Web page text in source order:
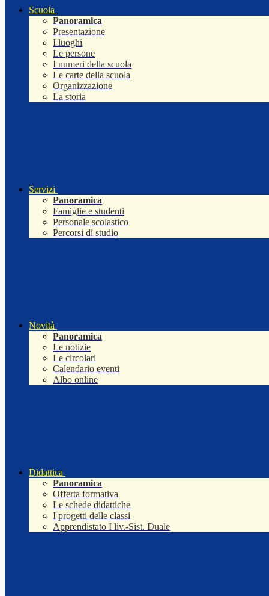
Scuola
Panoramica
Presentazione
I luoghi
Le persone
I numeri della scuola
Le carte della scuola
Organizzazione
La storia
Servizi
Panoramica
Famiglie e studenti
Personale scolastico
Percorsi di studio
Novità
Panoramica
Le notizie
Le circolari
Calendario eventi
Albo online
Didattica
Panoramica
Offerta formativa
Le schede didattiche
I progetti delle classi
Apprendistato I liv.-Sist. Duale